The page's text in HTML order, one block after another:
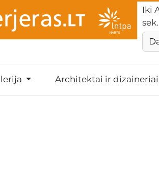
Iki
sek.
Architektai ir dizaineriai